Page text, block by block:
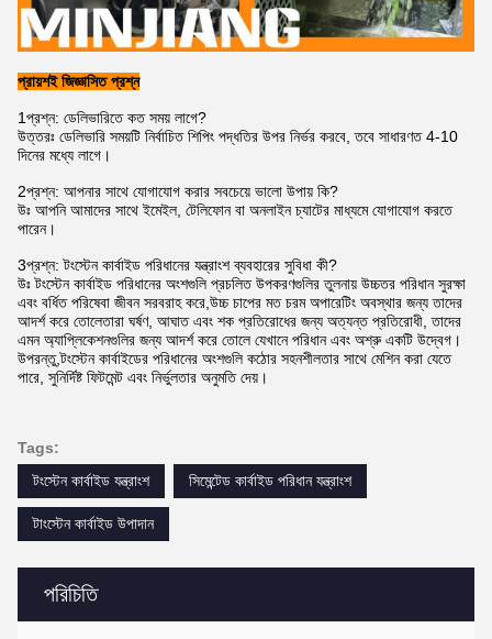
পরিচিতি
প্রায়শই জিজ্ঞাসিত প্রশ্ন
1প্রশ্ন: ডেলিভারিতে কত সময় লাগে?
উত্তরঃ ডেলিভারি সময়টি নির্বাচিত শিপিং পদ্ধতির উপর নির্ভর করবে, তবে সাধারণত 4-10
দিনের মধ্যে লাগে।
2প্রশ্ন: আপনার সাথে যোগাযোগ করার সবচেয়ে ভালো উপায় কি?
উঃ আপনি আমাদের সাথে ইমেইল, টেলিফোন বা অনলাইন চ্যাটের মাধ্যমে যোগাযোগ করতে
পারেন।
3প্রশ্ন: টংস্টেন কার্বাইড পরিধানের যন্ত্রাংশ ব্যবহারের সুবিধা কী?
উঃ টংস্টেন কার্বাইড পরিধানের অংশগুলি প্রচলিত উপকরণগুলির তুলনায় উচ্চতর পরিধান সুরক্ষা
এবং বর্ধিত পরিষেবা জীবন সরবরাহ করে,উচ্চ চাপের মত চরম অপারেটিং অবস্থার জন্য তাদের
আদর্শ করে তোলেতারা ঘর্ষণ, আঘাত এবং শক প্রতিরোধের জন্য অত্যন্ত প্রতিরোধী, তাদের
এমন অ্যাপ্লিকেশনগুলির জন্য আদর্শ করে তোলে যেখানে পরিধান এবং অশ্রু একটি উদ্বেগ।
উপরন্তু,টংস্টেন কার্বাইডের পরিধানের অংশগুলি কঠোর সহনশীলতার সাথে মেশিন করা যেতে
পারে, সুনির্দিষ্ট ফিটমেন্ট এবং নির্ভুলতার অনুমতি দেয়।
Tags:
টংস্টেন কার্বাইড যন্ত্রাংশ
সিমেন্টেড কার্বাইড পরিধান যন্ত্রাংশ
টাংস্টেন কার্বাইড উপাদান